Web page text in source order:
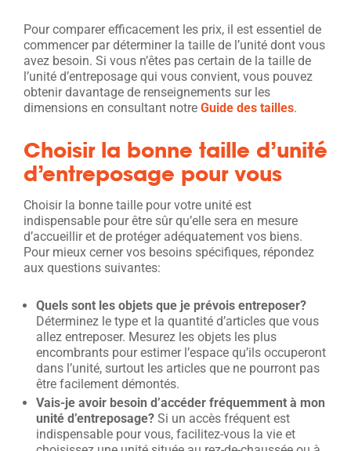
Pour comparer efficacement les prix, il est essentiel de
commencer par déterminer la taille de l’unité dont vous
avez besoin. Si vous n’êtes pas certain de la taille de
l’unité d’entreposage qui vous convient, vous pouvez
obtenir davantage de renseignements sur les
dimensions en consultant notre Guide des tailles.
Choisir la bonne taille d’unité
d’entreposage pour vous
Choisir la bonne taille pour votre unité est
indispensable pour être sûr qu’elle sera en mesure
d’accueillir et de protéger adéquatement vos biens.
Pour mieux cerner vos besoins spécifiques, répondez
aux questions suivantes:
Quels sont les objets que je prévois entreposer?
Déterminez le type et la quantité d’articles que vous
allez entreposer. Mesurez les objets les plus
encombrants pour estimer l’espace qu’ils occuperont
dans l’unité, surtout les articles que ne pourront pas
être facilement démontés.
Vais-je avoir besoin d’accéder fréquemment à mon
unité d’entreposage? Si un accès fréquent est
indispensable pour vous, facilitez-vous la vie et